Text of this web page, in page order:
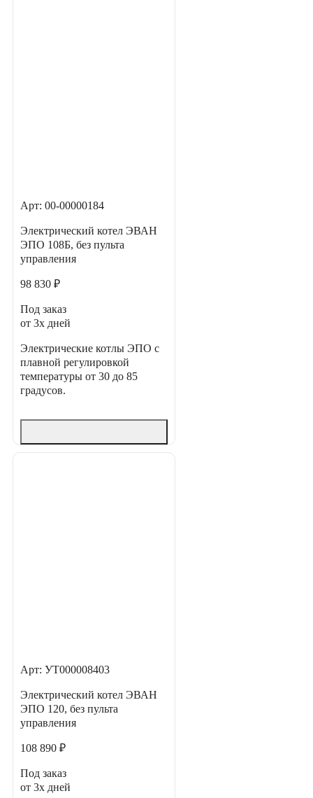
Арт: 00-00000184
Электрический котел ЭВАН
ЭПО 108Б, без пульта
управления
98 830 ₽
Под заказ
от 3х дней
Электрические котлы ЭПО с
плавной регулировкой
температуры от 30 до 85
градусов.
Арт: УТ000008403
Электрический котел ЭВАН
ЭПО 120, без пульта
управления
108 890 ₽
Под заказ
от 3х дней